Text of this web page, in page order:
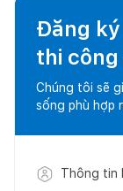
Đăng
thi công
Chúng tôi sẽ
sống phù hợp
Thông tin